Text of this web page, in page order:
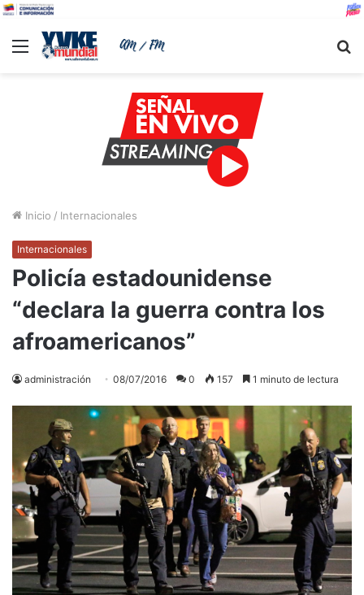
Menu
Inicio / Internacionales
Internacionales
Policía estadounidense
“declara la guerra contra los
afroamericanos”
administración 08/07/2016 0 157 1 minuto de lectura